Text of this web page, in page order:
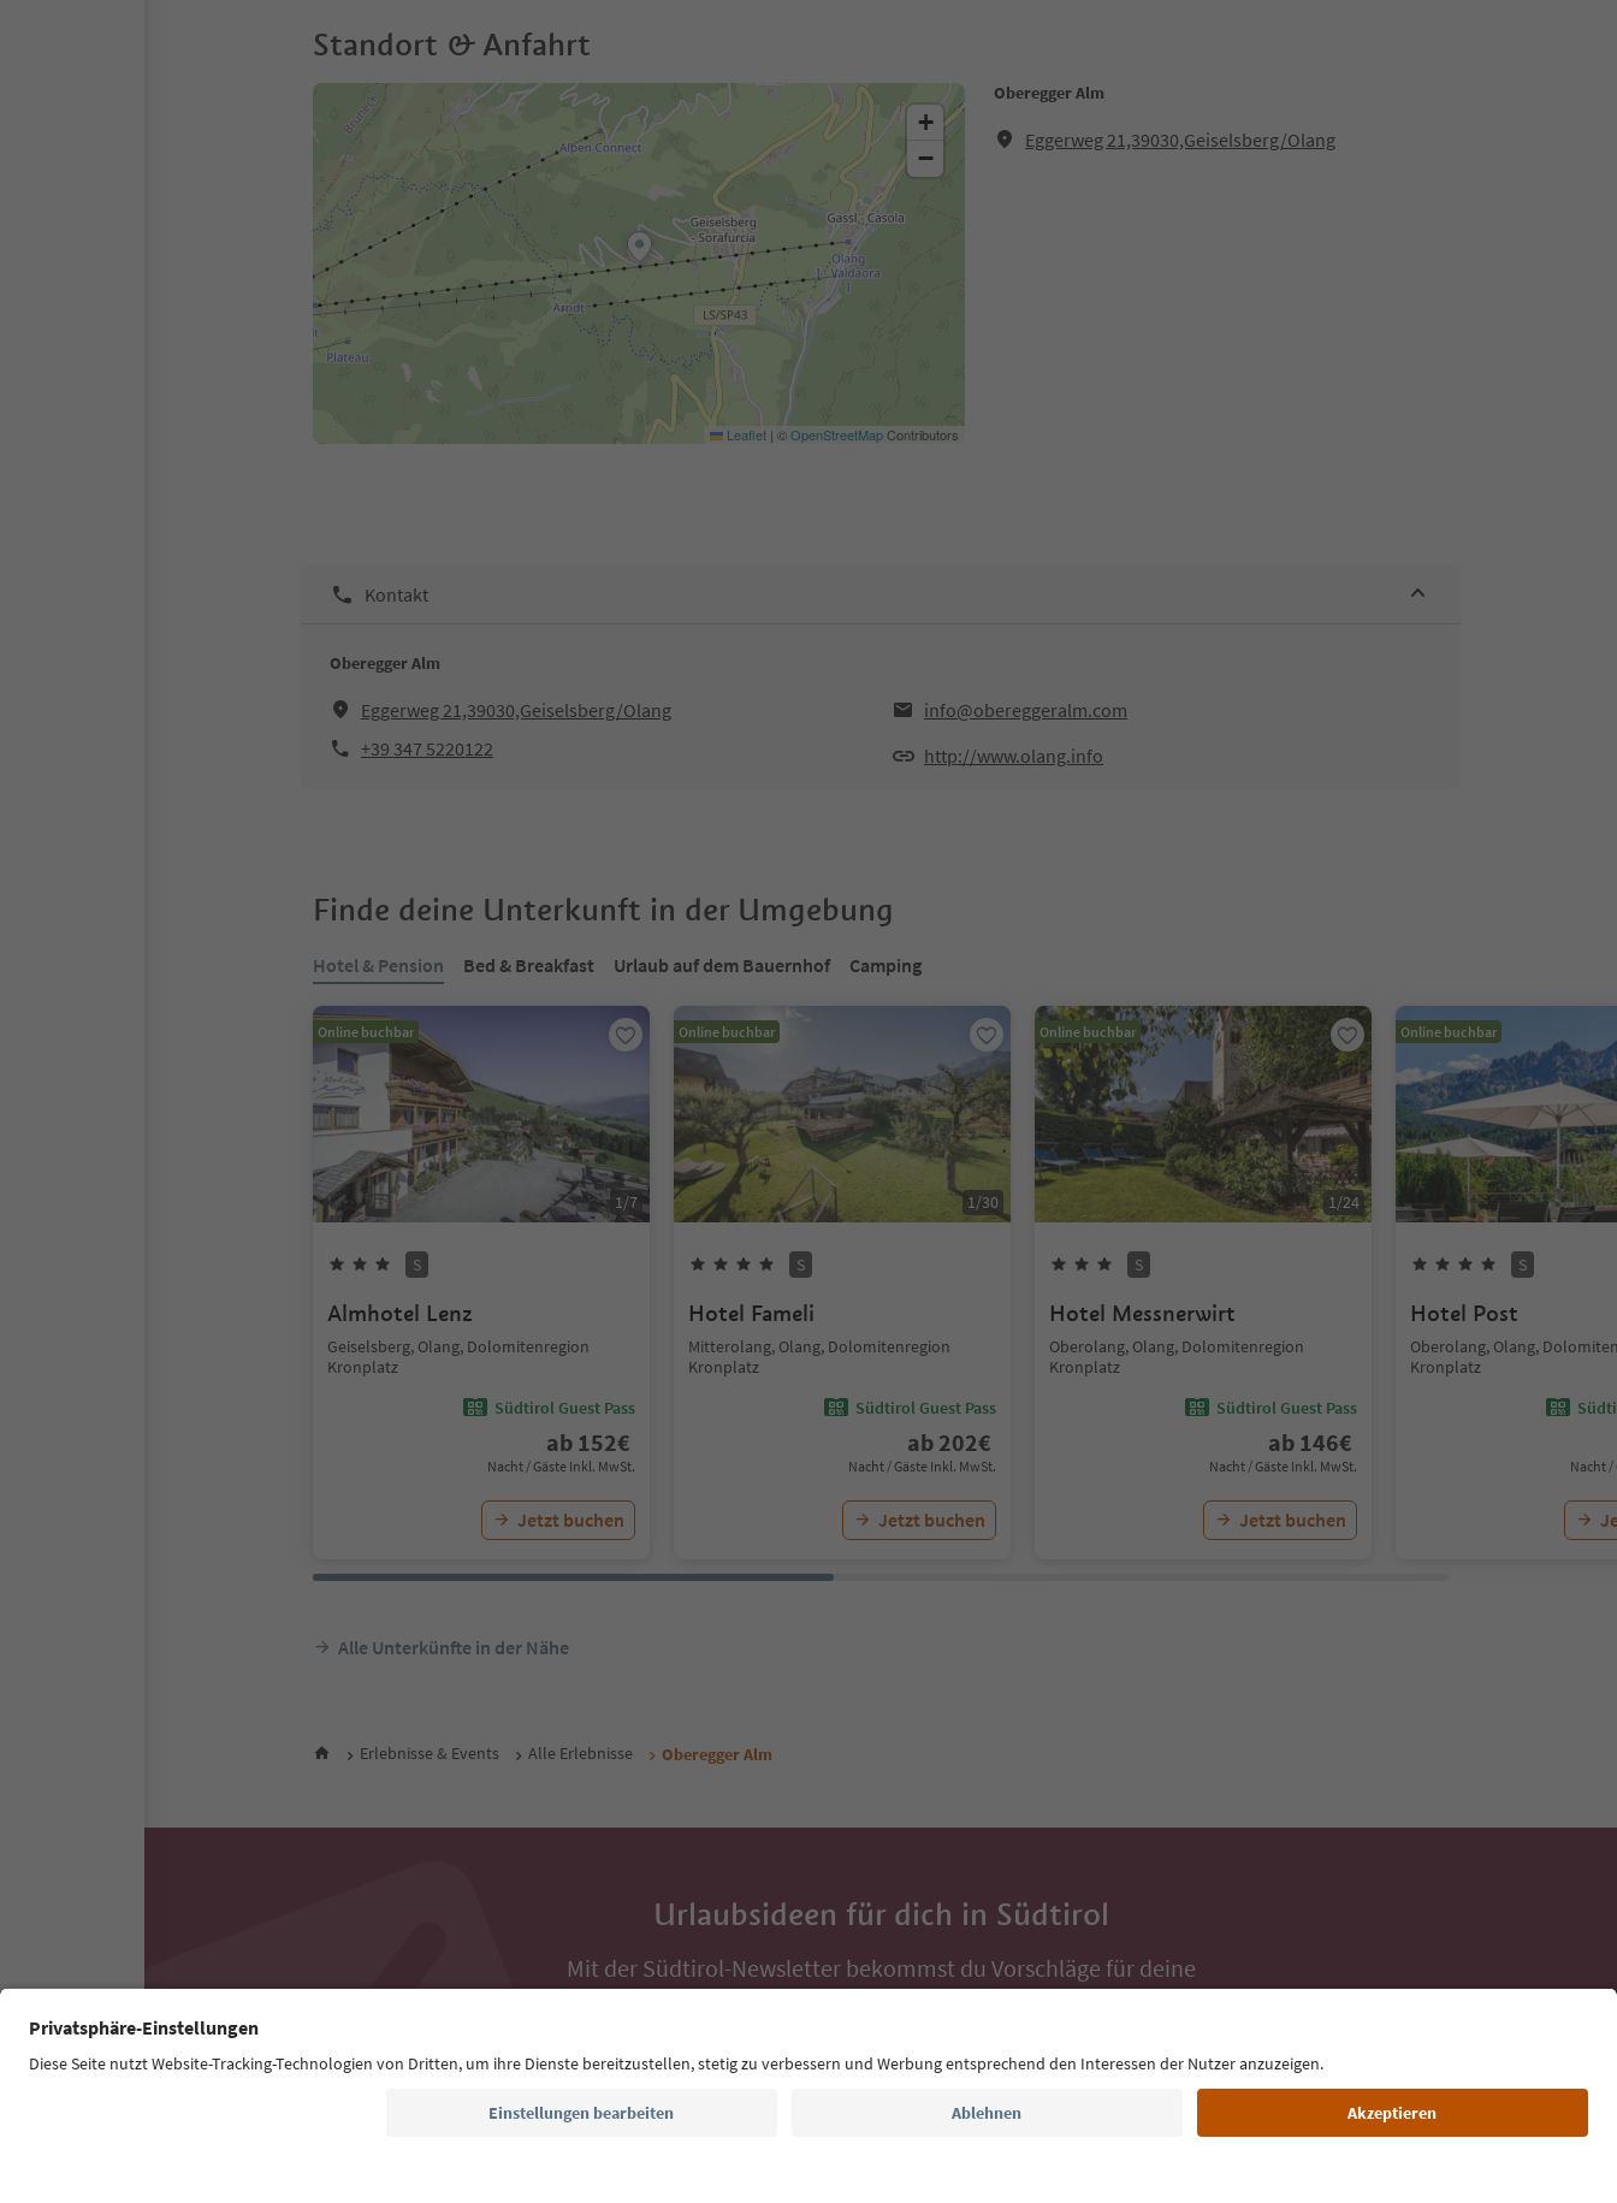
Standort & Anfahrt
Oberegger Alm
Eggerweg 21,39030,Geiselsberg/Olang
+
−
Leaflet | ©OpenStreetMapContributors
Kontakt
Oberegger Alm
Eggerweg 21,39030,Geiselsberg/Olang
info@obereggeralm.com
+39 347 5220122
http://www.olang.info
Finde deine Unterkunft in der Umgebung
Hotel & Pension Bed & Breakfast Urlaub auf dem Bauernhof Camping
Online buchbar
1/7
S
Almhotel Lenz
Geiselsberg, Olang, Dolomitenregion
Kronplatz
Südtirol Guest Pass
ab 152€
Nacht / Gäste Inkl. MwSt.
Jetzt buchen
Online buchbar
1/30
S
Hotel Fameli
Mitterolang, Olang, Dolomitenregion
Kronplatz
Südtirol Guest Pass
ab 202€
Nacht / Gäste Inkl. MwSt.
Jetzt buchen
Online buchbar
1/24
S
Hotel Messnerwirt
Oberolang, Olang, Dolomitenregion
Kronplatz
Südtirol Guest Pass
ab 146€
Nacht / Gäste Inkl. MwSt.
Jetzt buchen
Online buchbar
S
Hotel Post
Oberolang, Olang,
Kronplatz
Nacht /
Alle Unterkünfte in der Nähe
Erlebnisse & Events Alle Erlebnisse Oberegger Alm
Urlaubsideen für dich in Südtirol
Mit der Südtirol-Newsletter bekommst du Vorschläge für deine
Auszeit, Veranstaltungs-Tipps und typische Rezepte direkt ins
E-Mail Adresse